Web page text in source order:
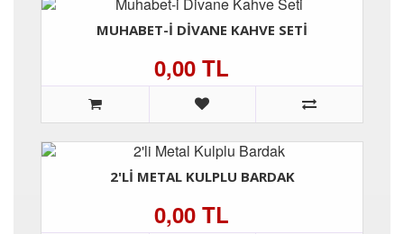
MUHABET-I DIVANE KAHVE SETI
0,00 TL
2'LI METAL KULPLU BARDAK
0,00 TL